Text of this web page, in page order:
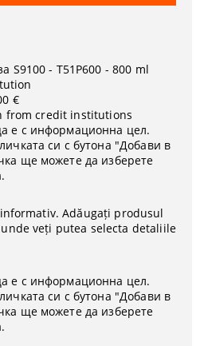
S9100 - T51P600 - 800 ml
€
from credit institutions
е с информационна цел.
си с бутона "Добави в
ще можете да изберете
Adăugați produsul
veți putea selecta detaliile
е с информационна цел.
си с бутона "Добави в
ще можете да изберете